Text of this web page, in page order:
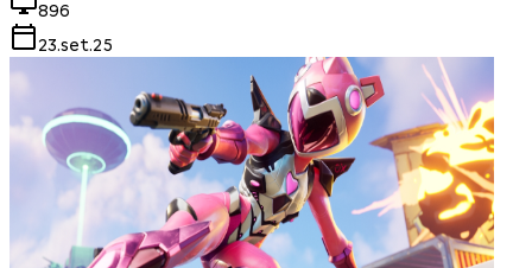
896
23.set.25